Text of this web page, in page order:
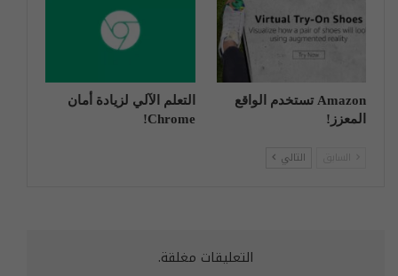
Amazon تستخدم الواقع
المعزز!
التعلم الآلي لزيادة أمان
Chrome!
التالي
التعليقات مغلقة.